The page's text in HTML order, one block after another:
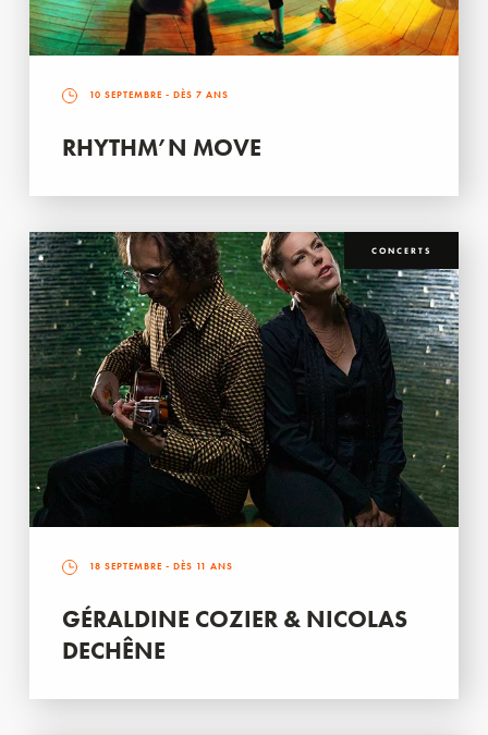
10 SEPTEMBRE - DÈS 7 ANS
RHYTHM’N MOVE
CONCERTS
18 SEPTEMBRE - DÈS 11 ANS
GÉRALDINE COZIER & NICOLAS
DECHÊNE